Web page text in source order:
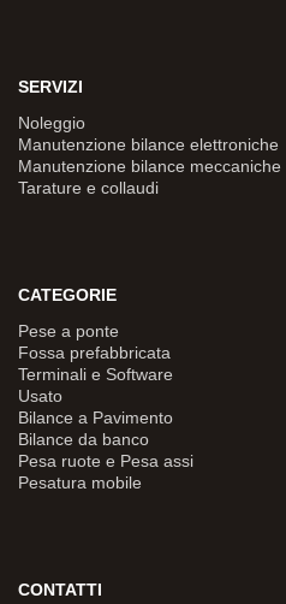
SERVIZI
Noleggio
Manutenzione bilance elettroniche
Manutenzione bilance meccaniche
Tarature e collaudi
CATEGORIE
Pese a ponte
Fossa prefabbricata
Terminali e Software
Usato
Bilance a Pavimento
Bilance da banco
Pesa ruote e Pesa assi
Pesatura mobile
CONTATTI